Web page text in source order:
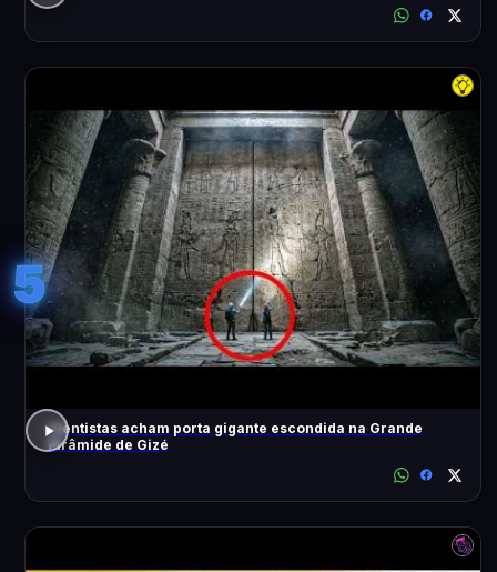
5
Cientistas acham porta gigante escondida na Grande
Pirâmide de Gizé